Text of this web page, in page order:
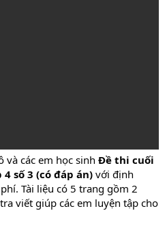
và các em học sinh Đề thi cuối
số 3 (có đáp án) với định
Tài liệu có 5 trang gồm 2
viết giúp các em luyện tập cho